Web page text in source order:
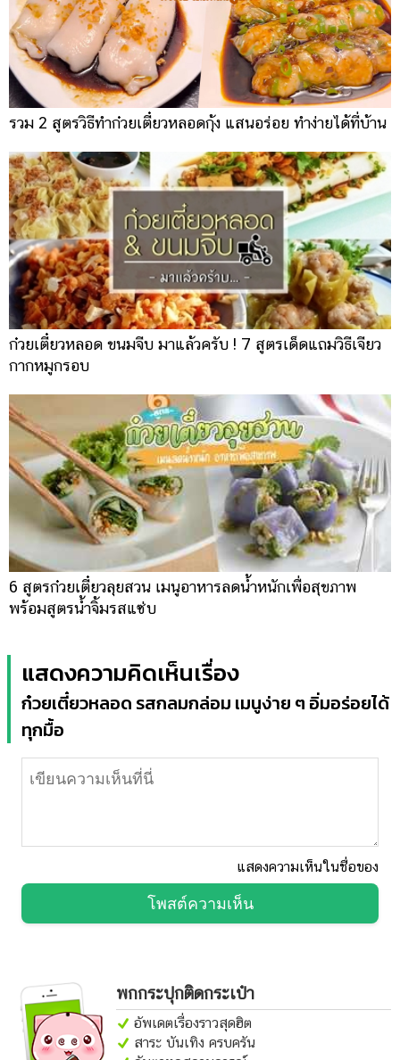
รวม 2 สูตรวิธีทำก๋วยเตี๋ยวหลอดกุ้ง แสนอร่อย ทำง่ายได้ที่บ้าน
ก๋วยเตี๋ยวหลอด ขนมจีบ มาแล้วครับ ! 7 สูตรเด็ดแถมวิธีเจียว
กากหมูกรอบ
6 สูตรก๋วยเตี๋ยวลุยสวน เมนูอาหารลดน้ำหนักเพื่อสุขภาพ
พร้อมสูตรน้ำจิ้มรสแซ่บ
แสดงความคิดเห็นเรื่อง
ก๋วยเตี๋ยวหลอด รสกลมกล่อม เมนูง่าย ๆ อิ่มอร่อยได้
ทุกมื้อ
แสดงความเห็นในชื่อของ
โพสต์ความเห็น
พกกระปุกติดกระเป๋า
อัพเดตเรื่องราวสุดฮิต
สาระ บันเทิง ครบครัน